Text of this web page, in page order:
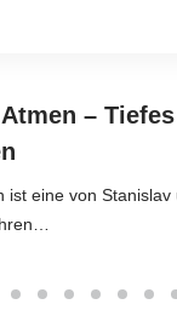
–
ist eine von